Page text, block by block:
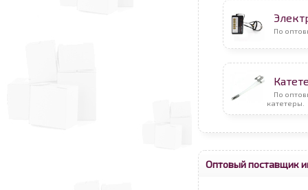
По
По
катетеры.
Оптовый поставщик